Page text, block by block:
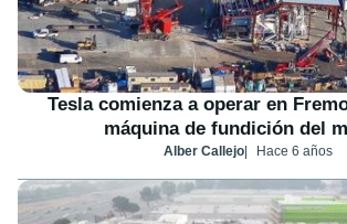
Tesla comienza a operar en
máquina de fundición del
Alber Callejo Hace 6 años